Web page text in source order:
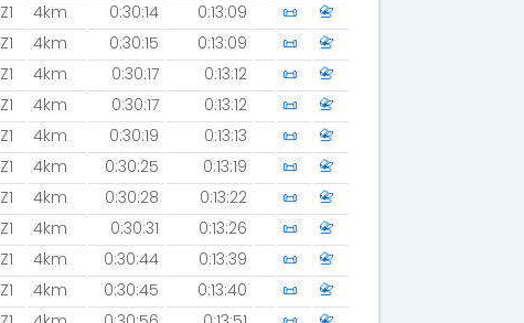
Z1 4km 0:30:14 0:13:09 📜
📇
Z1 4km 0:30:15 0:13:09 📜
📇
Z1 4km 0:30:17 0:13:12 📜
📇
Z1 4km 0:30:17 0:13:12 📜
📇
Z1 4km 0:30:19 0:13:13 📜
📇
Z1 4km 0:30:25 0:13:19 📜
📇
Z1 4km 0:30:28 0:13:22 📜
📇
Z1 4km 0:30:31 0:13:26 📜
📇
Z1 4km 0:30:44 0:13:39 📜
📇
Z1 4km 0:30:45 0:13:40 📜
📇